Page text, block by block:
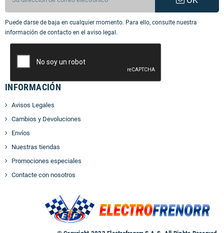
Puede darse de baja en cualquier momento. Para ello, consulte nuestra
información de contacto en el aviso legal.
INFORMACIÓN
Avisos Legales
Cambios y Devoluciones
Envíos
Nuestras tiendas
Promociones especiales
Contacte con nosotros